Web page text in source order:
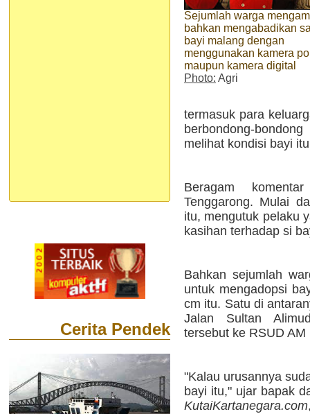
Cerita Pendek
Sejumlah warga
bahkan mengabadikan
bayi malang dengan
menggunakan kamera
maupun kamera digital
Photo: Agri
termasuk para
berbondong-
melihat kondisi bayi
Beragam
Tenggarong. Mulai
itu, mengutuk pelaku
kasihan terhadap si
Bahkan sejumlah
untuk mengadopsi
cm itu. Satu di
Jalan Sultan
tersebut ke RSUD AM
"Kalau urusannya
bayi itu," ujar bapak
KutaiKartanegara.com